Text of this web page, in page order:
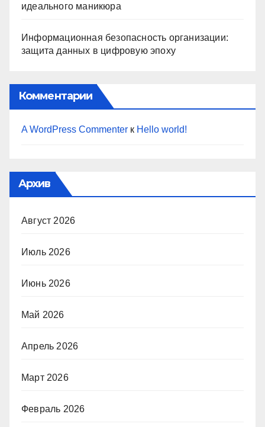
идеального маникюра
Информационная безопасность организации:
защита данных в цифровую эпоху
Комментарии
A WordPress Commenter к Hello world!
Архив
Август 2026
Июль 2026
Июнь 2026
Май 2026
Апрель 2026
Март 2026
Февраль 2026